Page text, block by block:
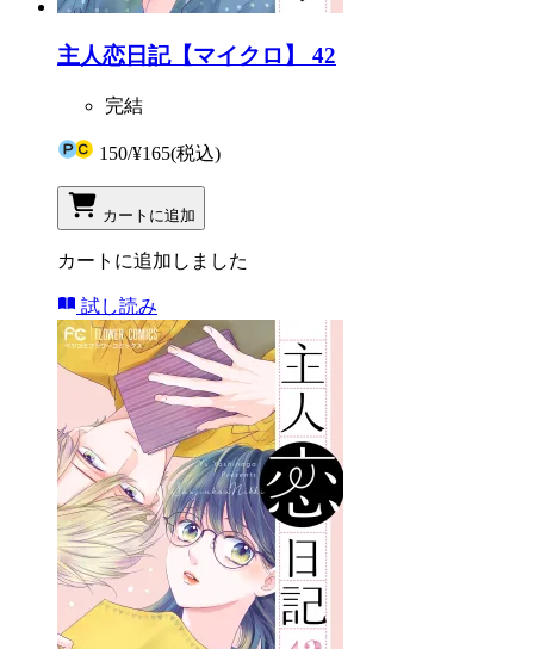
主人恋日記【マイクロ】 42
完結
150/¥165(税込)
カートに追加
カートに追加しました
試し読み